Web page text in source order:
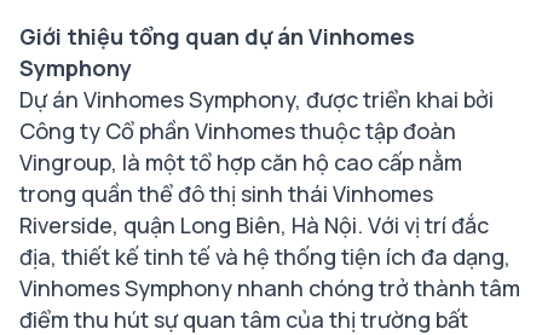
Giới thiệu tổng quan dự án Vinhomes
Symphony
Dự án Vinhomes Symphony, được triển khai bởi
Công ty Cổ phần Vinhomes thuộc tập đoàn
Vingroup, là một tổ hợp căn hộ cao cấp nằm
trong quần thể đô thị sinh thái Vinhomes
Riverside, quận Long Biên, Hà Nội. Với vị trí đắc
địa, thiết kế tinh tế và hệ thống tiện ích đa dạng,
Vinhomes Symphony nhanh chóng trở thành tâm
điểm thu hút sự quan tâm của thị trường bất